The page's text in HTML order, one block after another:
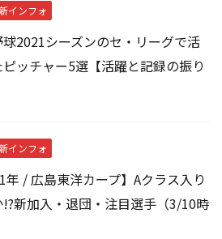
インフォ
球2021シーズンのセ・リーグで活
ッチャー5選【活躍と記録の振り
インフォ
年 / 広島東洋カープ】Aクラス入り
!?新加入・退団・注目選手（3/10時